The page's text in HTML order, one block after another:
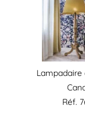
Lampadaire
Réf.